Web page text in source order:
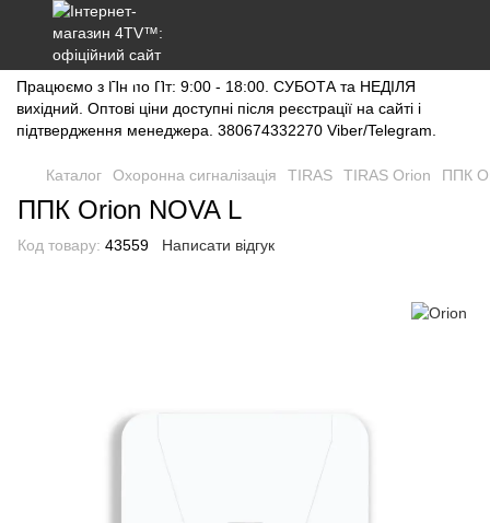
Працюємо з Пн по Пт: 9:00 - 18:00. СУБОТА та НЕДІЛЯ
вихідний. Оптові ціни доступні після реєстрації на сайті і
підтвердження менеджера. 380674332270 Viber/Telegram.
Каталог Охоронна сигналізація TIRAS TIRAS Orion ППК
ППК Orion NOVA L
Код товару: 43559 Написати відгук